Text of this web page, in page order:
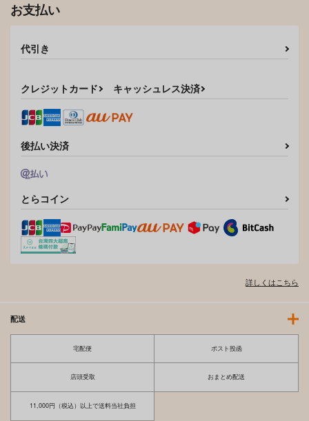
お支払い
代引き
クレジットカード キャッシュレス決済
後払い決済
とらコイン
詳しくはこちら
配送
宅配便 ポスト投函
店頭受取 おまとめ配送
11,000円（税込）以上で送料当社負担